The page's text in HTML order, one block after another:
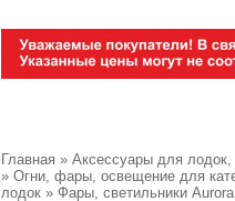
Главная » Аксессуары для лодок,
» Огни, фары, освещение для
лодок » Фары, светильники Aurora